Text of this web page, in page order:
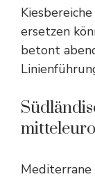
ersetzen
betont
Mediterrane